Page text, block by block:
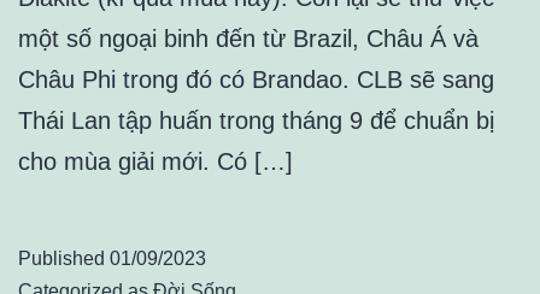
một số ngoại binh đến từ Brazil, Châu Á và
Châu Phi trong đó có Brandao. CLB sẽ sang
Thái Lan tập huấn trong tháng 9 để chuẩn bị
cho mùa giải mới. Có […]
Published 01/09/2023